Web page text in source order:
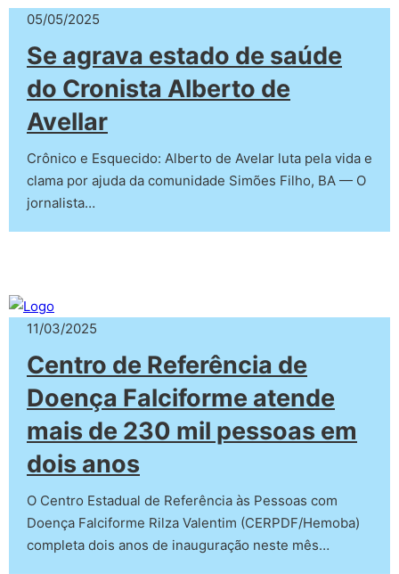
05/05/2025
Se agrava estado de saúde
do Cronista Alberto de
Avellar
Crônico e Esquecido: Alberto de Avelar luta pela vida e
clama por ajuda da comunidade Simões Filho, BA — O
jornalista…
11/03/2025
Centro de Referência de
Doença Falciforme atende
mais de 230 mil pessoas em
dois anos
O Centro Estadual de Referência às Pessoas com
Doença Falciforme Rilza Valentim (CERPDF/Hemoba)
completa dois anos de inauguração neste mês…